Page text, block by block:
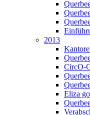
2013
CircO-
Eliza